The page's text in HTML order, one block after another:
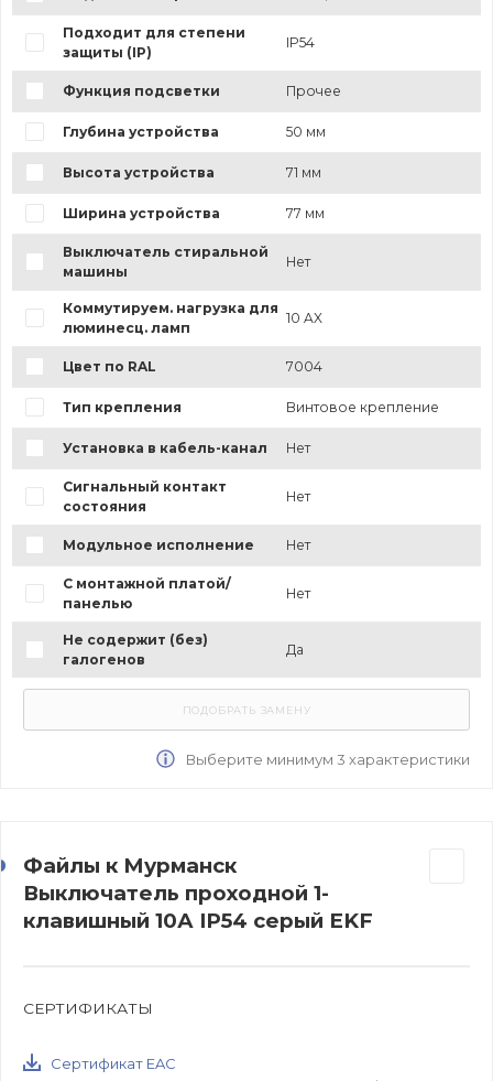
Подходит для степени
защиты (IP)
IP54
Функция подсветки Прочее
Глубина устройства 50 мм
Высота устройства 71 мм
Ширина устройства 77 мм
Выключатель стиральной
машины
Нет
Коммутируем. нагрузка для
люминесц. ламп
10 AX
Цвет по RAL 7004
Тип крепления Винтовое крепление
Установка в кабель-канал Нет
Сигнальный контакт
состояния
Нет
Модульное исполнение Нет
С монтажной платой/
панелью
Нет
Не содержит (без)
галогенов
Да
Выберите минимум 3 характеристики
Файлы к Мурманск
Выключатель проходной 1-
клавишный 10А IP54 серый EKF
СЕРТИФИКАТЫ
Сертификат EAC